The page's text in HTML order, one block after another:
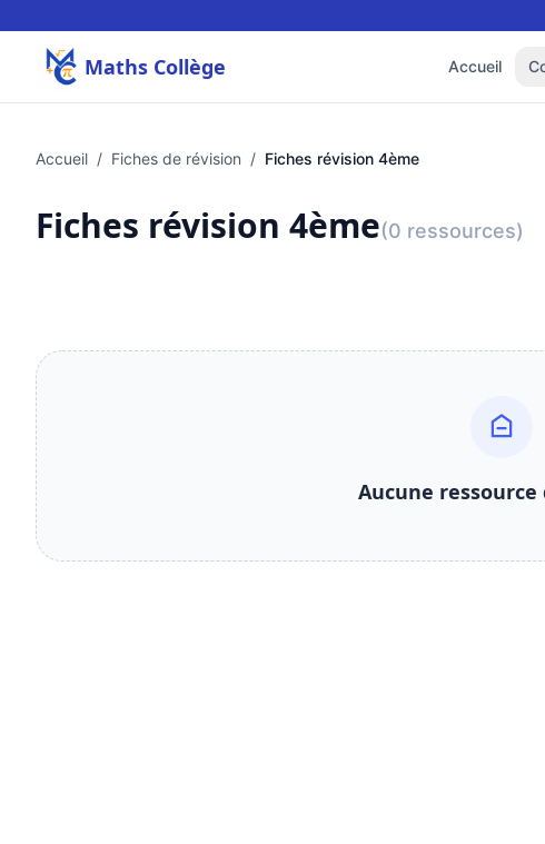
Maths Collège Accueil
Accueil / Fiches de révision / Fiches révision 4ème
Fiches révision 4ème(0 ressources)
Aucune ressource